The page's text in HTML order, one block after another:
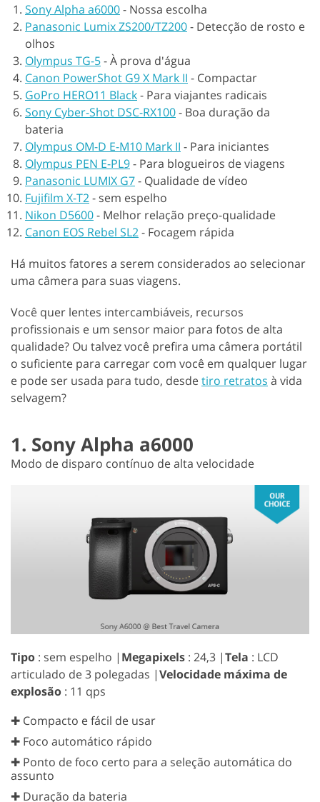
Sony Alpha a6000- Nossa escolha
Panasonic Lumix ZS200/TZ200- Detecção de rosto e
olhos
Olympus TG-5-À prova d'água
Canon PowerShot G9 X Mark II - Compactar
GoPro HERO11 Black- Para viajantes radicais
Sony Cyber-Shot DSC-RX100- Boa duração da
bateria
Olympus OM-D E-M10 Mark II - Para iniciantes
Olympus PEN E-PL9- Para blogueiros de viagens
Panasonic LUMIX G7- Qualidade de vídeo
Fujifilm X-T2- sem espelho
Nikon D5600- Melhor relação preço-qualidade
Canon EOS Rebel SL2- Focagem rápida
Há muitos fatores a serem considerados ao selecionar
uma câmera para suas viagens.
Você quer lentes intercambiáveis, recursos
profissionais e um sensor maior para fotos de alta
qualidade? Ou talvez você prefira uma câmera portátil
o suficiente para carregar com você em qualquer lugar
e pode ser usada para tudo, desdetiro retratos à vida
selvagem?
1. Sony Alpha a6000
Modo de disparo contínuo de alta velocidade
Tipo : sem espelho | Megapixels : 24,3 |Tela : LCD
articulado de 3 polegadas |Velocidade máxima de
explosão : 11 qps
✚ Compacto e fácil de usar
✚ Foco automático rápido
✚ Ponto de foco certo para a seleção automática do
assunto
✚ Duração da bateria